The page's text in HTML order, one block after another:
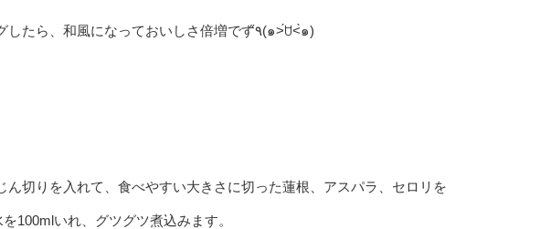
上から、小口ネギ、海苔、ごまなどトッピングしたら、和風になっておいしさ倍増です٩̋(๑˃́ꇴ˂̀๑)
切りを入れて、食べやすい大きさに切った蓮根、アスパラ、セロリを
100mlいれ、グツグツ煮込みます。